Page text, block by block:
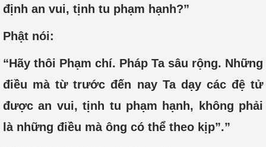
định an vui, tịnh tu phạm hạnh?”
Phật nói:
“Hãy thôi Phạm chí. Pháp Ta sâu rộng. Những
điều mà từ trước đến nay Ta dạy các đệ tử
được an vui, tịnh tu phạm hạnh, không phải
là những điều mà ông có thể theo kịp”.”